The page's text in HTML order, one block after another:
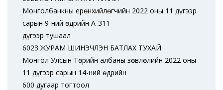
Монголбанкны ерөнхийлөгчийн 2022 оны 11 дүгээр
сарын 9-ний өдрийн А-311
дүгээр тушаал
6023 ЖУРАМ ШИНЭЧЛЭН БАТЛАХ ТУХАЙ
Монгол Улсын Төрийн албаны зөвлөлийн 2022 оны
11 дүгээр сарын 14-ний өдрийн
600 дугаар тогтоол